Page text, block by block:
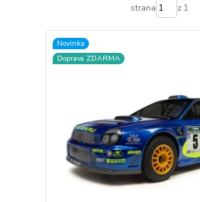
strana z 1
Novinka
Doprava ZDARMA